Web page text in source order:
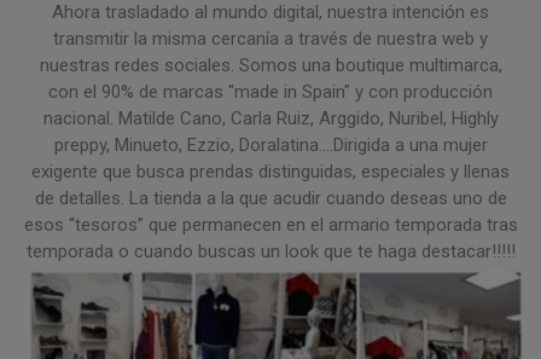
Ahora trasladado al mundo digital, nuestra intención es
transmitir la misma cercanía a través de nuestra web y
nuestras redes sociales. Somos una boutique multimarca,
con el 90% de marcas "made in Spain" y con producción
nacional. Matilde Cano, Carla Ruiz, Arggido, Nuribel, Highly
preppy, Minueto, Ezzio, Doralatina....Dirigida a una mujer
exigente que busca prendas distinguidas, especiales y llenas
de detalles. La tienda a la que acudir cuando deseas uno de
esos “tesoros” que permanecen en el armario temporada tras
temporada o cuando buscas un look que te haga destacar!!!!!